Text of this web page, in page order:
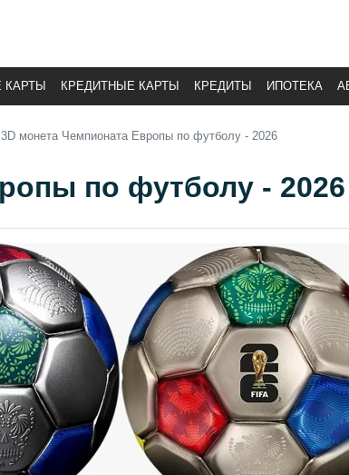
КРЕДИТНЫЕ КАРТЫ КРЕДИТЫ ИПОТЕКА
3D монета Чемпионата Европы по футболу - 2026
по футболу - 2026